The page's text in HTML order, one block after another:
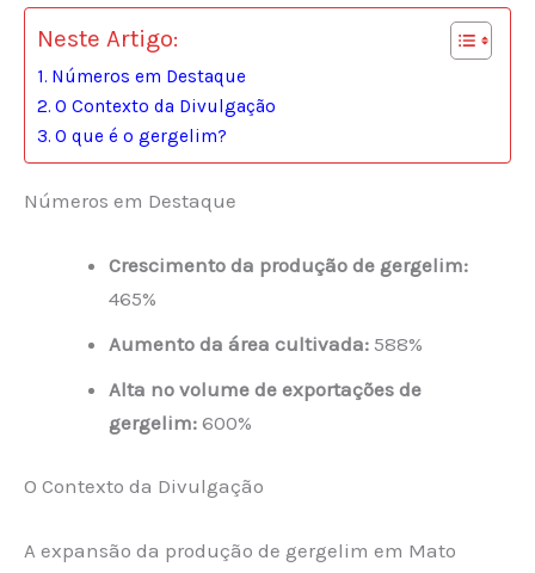
Neste Artigo:
Números em Destaque
O Contexto da Divulgação
O que é o gergelim?
Números em Destaque
Crescimento da produção de gergelim:
465%
Aumento da área cultivada: 588%
Alta no volume de exportações de
gergelim: 600%
O Contexto da Divulgação
A expansão da produção de gergelim em Mato